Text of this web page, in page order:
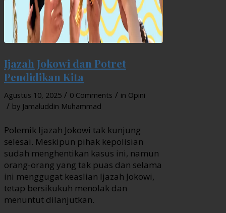
Ijazah Jokowi dan Potret
Pendidikan Kita
Agustus 10, 2025 / 0 Comments / in Opini
/ by Jamaluddin Muhammad
Polemik Ijazah Jokowi tak kunjung
selesai. Meskipun pihak kepolisian
sudah menghentikan kasus ini, namun
orang-orang yang tak puas dan selama
ini menggugat keaslian Ijazah Jokowi,
tetap bersikukuh menolak dan
menuntut dilanjutkan.